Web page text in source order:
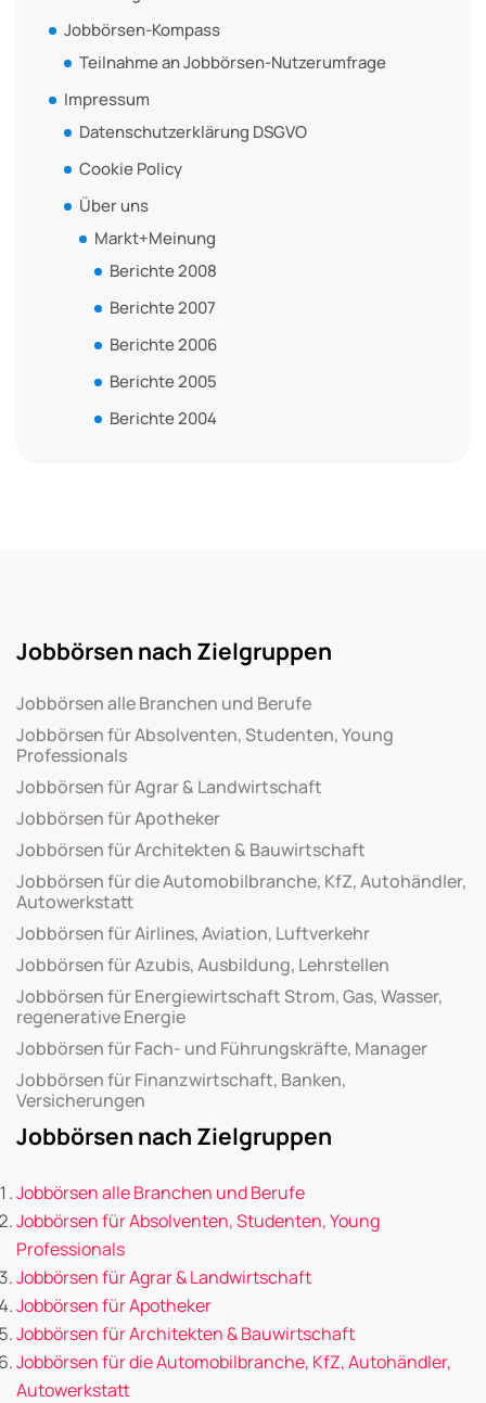
Jobbörsen-Kompass
Teilnahme an Jobbörsen-Nutzerumfrage
Impressum
Datenschutzerklärung DSGVO
Cookie Policy
Über uns
Markt+Meinung
Berichte 2008
Berichte 2007
Berichte 2006
Berichte 2005
Berichte 2004
Jobbörsen nach Zielgruppen
Jobbörsen alle Branchen und Berufe
Jobbörsen für Absolventen, Studenten, Young
Professionals
Jobbörsen für Agrar & Landwirtschaft
Jobbörsen für Apotheker
Jobbörsen für Architekten & Bauwirtschaft
Jobbörsen für die Automobilbranche, KfZ, Autohändler,
Autowerkstatt
Jobbörsen für Airlines, Aviation, Luftverkehr
Jobbörsen für Azubis, Ausbildung, Lehrstellen
Jobbörsen für Energiewirtschaft Strom, Gas, Wasser,
regenerative Energie
Jobbörsen für Fach- und Führungskräfte, Manager
Jobbörsen für Finanzwirtschaft, Banken,
Versicherungen
Jobbörsen nach Zielgruppen
Jobbörsen alle Branchen und Berufe
Jobbörsen für Absolventen, Studenten, Young
Professionals
Jobbörsen für Agrar & Landwirtschaft
Jobbörsen für Apotheker
Jobbörsen für Architekten & Bauwirtschaft
Jobbörsen für die Automobilbranche, KfZ, Autohändler,
Autowerkstatt